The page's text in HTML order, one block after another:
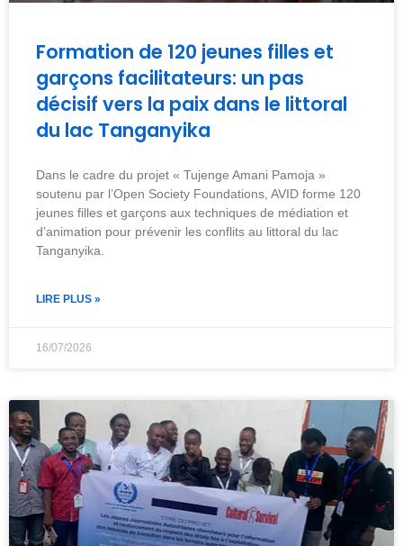
Formation de 120 jeunes filles et
garçons facilitateurs: un pas
décisif vers la paix dans le littoral
du lac Tanganyika
Dans le cadre du projet « Tujenge Amani Pamoja »
soutenu par l’Open Society Foundations, AVID forme 120
jeunes filles et garçons aux techniques de médiation et
d’animation pour prévenir les conflits au littoral du lac
Tanganyika.
LIRE PLUS »
16/07/2026